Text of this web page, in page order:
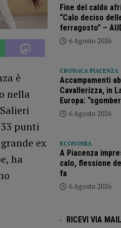
è
nella
punti
ex
ha
Fine del caldo
“Calo deciso
ferragosto” –
6 Agosto 2026
CRONACA PIACENZA
Accampamenti
Cavallerizza, in
Europa:
6 Agosto 2026
ECONOMIA
A Piacenza
calo, flessione
fa
6 Agosto 2026
RICEVI VIA